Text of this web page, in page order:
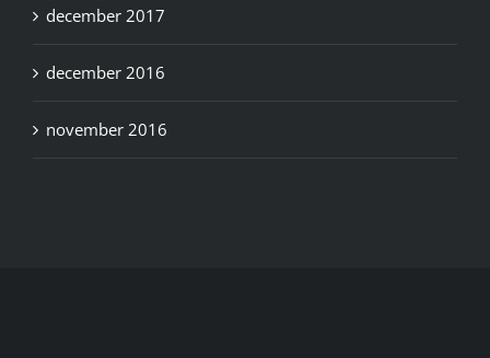
december 2017
december 2016
november 2016